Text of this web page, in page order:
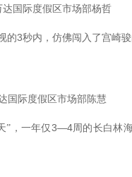
国际度假区市场部杨哲
3秒内，仿佛闯入了宫崎骏
国际度假区市场部陈慧
” ，一年仅3—4周的长白林